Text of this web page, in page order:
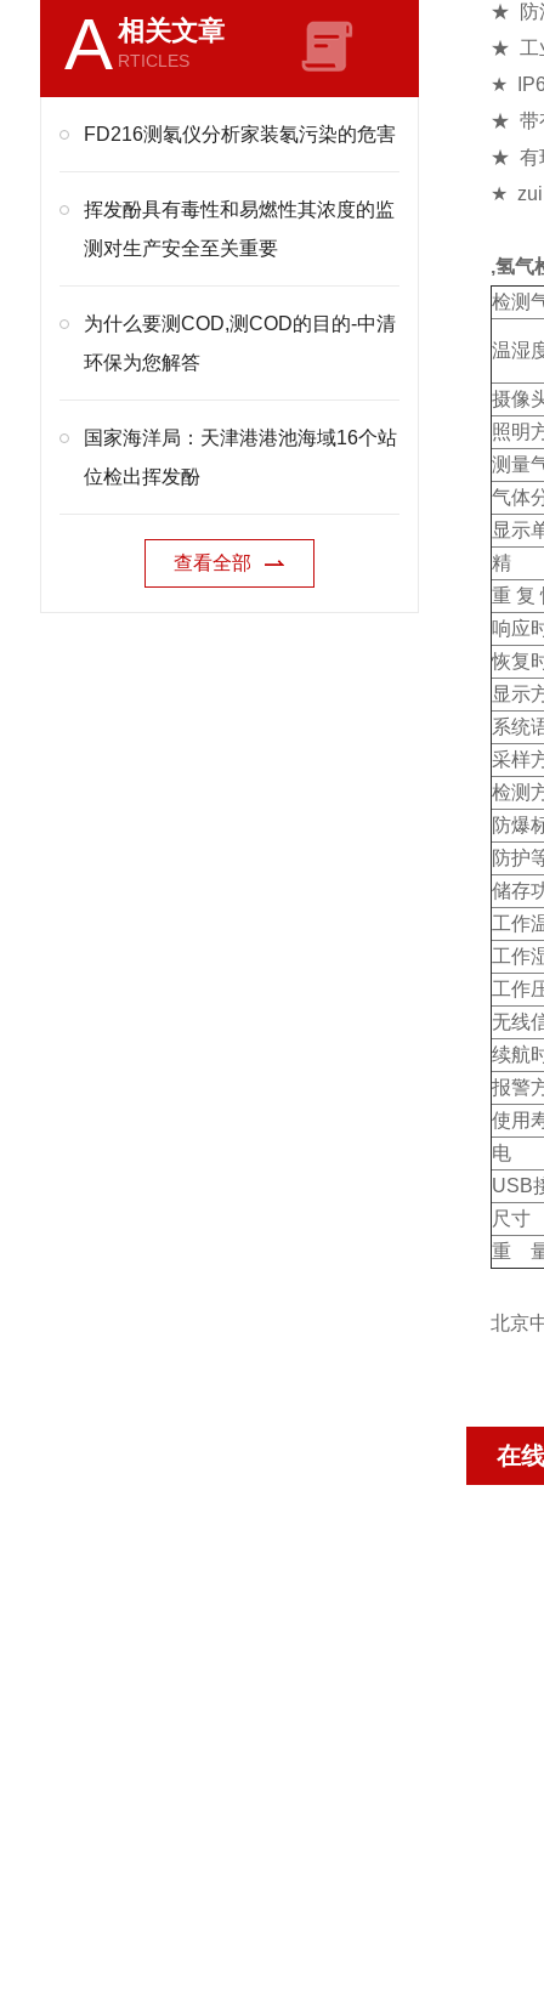
A相关文章
RTICLES
FD216测氡仪分析家装氡污染的危害
挥发酚具有毒性和易燃性其浓度的监
测对生产安全至关重要
为什么要测COD,测COD的目的-中清
环保为您解答
国家海洋局：天津港港池海域16个站
位检出挥发酚
查看全部
★ 防
★ 工
★
★ 带
★ 有
★ zui
,氢气
检测
温湿
摄像
照明
测量
气体
显示
精
重 复
响应
恢复
显示
系统
采样
检测
防爆
防护
储存
工作
工作
工作
无线
续航
报警
使用
电
USB
尺寸
重
北京
在